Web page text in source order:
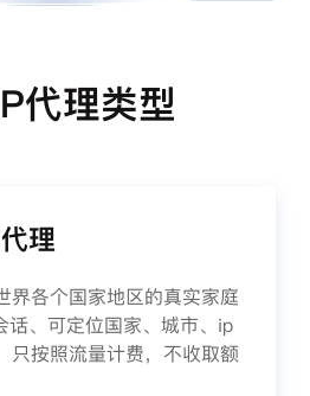
代理类型
理
界各个国家地区的真实家庭
话、可定位国家、城市、ip
只按照流量计费，不收取额